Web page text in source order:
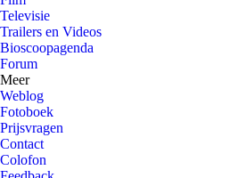
Televisie
Trailers en Videos
Bioscoopagenda
Forum
Meer
Weblog
Fotoboek
Prijsvragen
Contact
Colofon